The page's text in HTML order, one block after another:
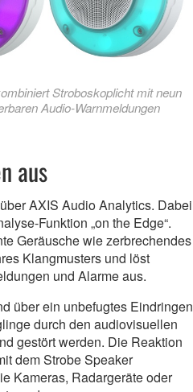
Stroboskoplicht mit neun
Audio-Warnmeldungen
aus
AXIS Audio Analytics. Dabei
Funktion „on the Edge“.
Geräusche wie zerbrechendes
Klangmusters und löst
und Alarme aus.
über ein unbefugtes Eindringen
durch den audiovisuellen
gestört werden. Die Reaktion
dem Strobe Speaker
Kameras, Radargeräte oder